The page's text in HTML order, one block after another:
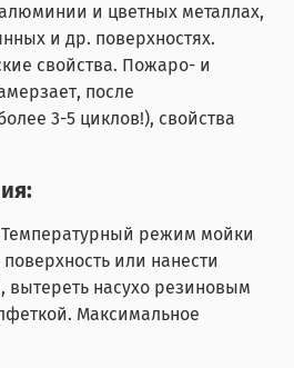
и цветных металлах,
и др. поверхностях.
свойства. Пожаро- и
после
3-5 циклов!), свойства
Температурный режим мойки
или нанести
вытереть насухо резиновым
Максимальное